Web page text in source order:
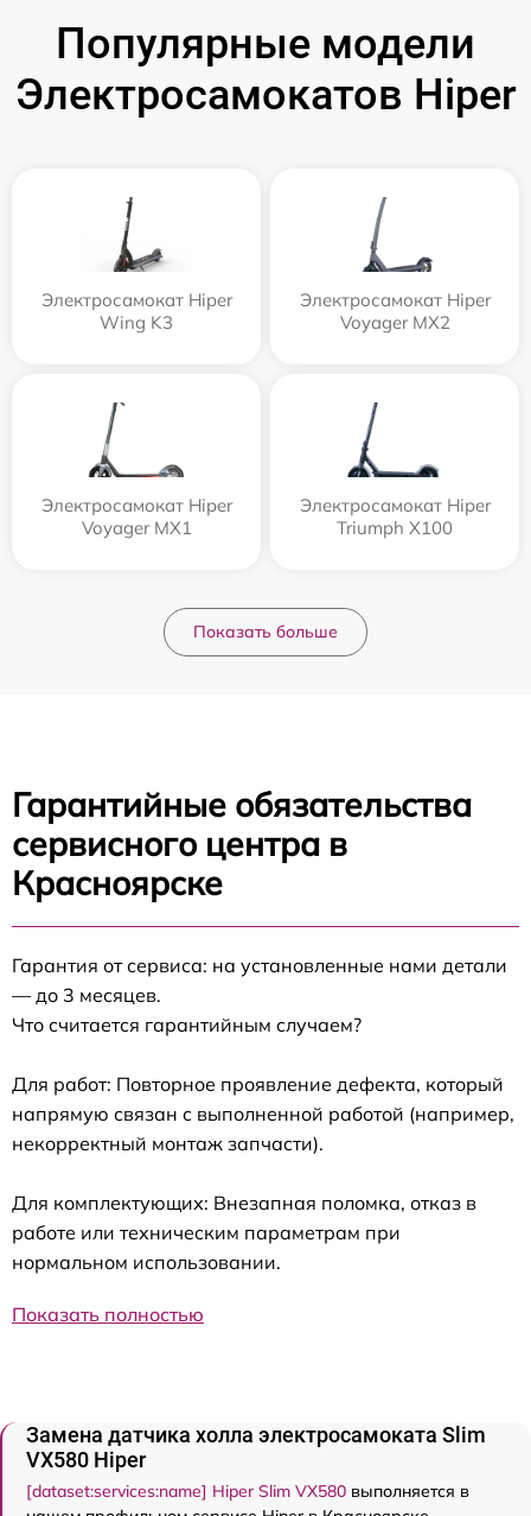
Популярные модели
Электросамокатов Hiper
Электросамокат Hiper
Wing K3
Электросамокат Hiper
Voyager MX2
Электросамокат Hiper
Voyager MX1
Электросамокат Hiper
Triumph X100
Показать больше
Гарантийные обязательства
сервисного центра в
Красноярске
Гарантия от сервиса: на установленные нами детали
— до 3 месяцев.
Что считается гарантийным случаем?
Для работ: Повторное проявление дефекта, который
напрямую связан с выполненной работой (например,
некорректный монтаж запчасти).
Для комплектующих: Внезапная поломка, отказ в
работе или техническим параметрам при
нормальном использовании.
Показать полностью
Замена датчика холла электросамоката Slim
VX580 Hiper
[dataset:services:name] Hiper Slim VX580 выполняется в